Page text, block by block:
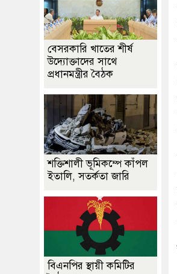
বেসরকারি খাতের শীর্ষ
উদ্যোক্তাদের সাথে
প্রধানমন্ত্রীর বৈঠক
শক্তিশালী ভূমিকম্পে কাঁপল
ইতালি, সতর্কতা জারি
বিএনপির স্থায়ী কমিটির